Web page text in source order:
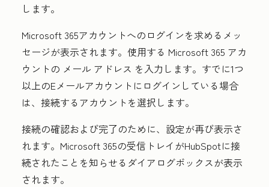
します。
Microsoft 365アカウントへのログインを求めるメッ
セージが表示されます。使用する Microsoft 365 アカ
ウントの メール アドレス を入力します。すでに1つ
以上のEメールアカウントにログインしている場合
は、接続するアカウントを選択します。
接続の確認および完了のために、設定が再び表示さ
れます。Microsoft 365の受信トレイがHubSpotに接
続されたことを知らせるダイアログボックスが表示
されます。